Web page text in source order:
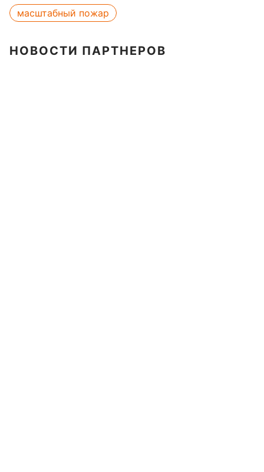
масштабный пожар
НОВОСТИ ПАРТНЕРОВ